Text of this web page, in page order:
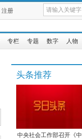
注册
专栏 专题 数字 人物
头条推荐
中央社会工作部召开《中